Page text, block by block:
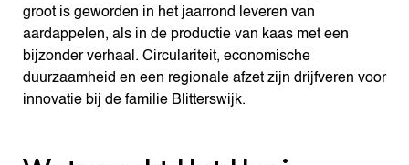
groot is geworden in het jaarrond leveren van
aardappelen, als in de productie van kaas met een
bijzonder verhaal. Circulariteit, economische
duurzaamheid en een regionale afzet zijn drijfveren voor
innovatie bij de familie Blitterswijk.